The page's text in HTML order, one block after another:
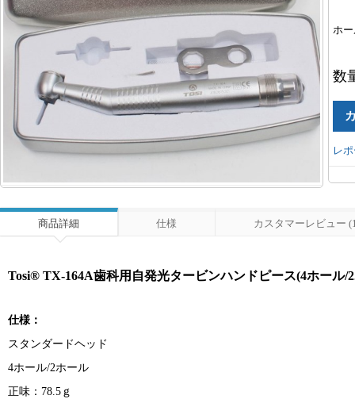
ホ
数
レ
商品詳細 仕様 カスタマーレビュー
Tosi® TX-164A歯科用自発光タービンハンドピース(4ホール/
仕様：
スタンダードヘッド
4ホール/2ホール
正味：78.5ｇ